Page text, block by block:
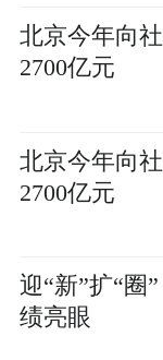
北京今年向
2700亿元
北京今年向
2700亿元
迎“新”扩“圈
绩亮眼